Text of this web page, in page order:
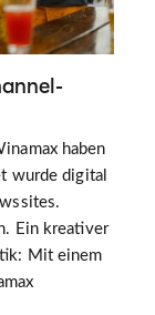
haben
wurde digital
Ein kreativer
Mit einem